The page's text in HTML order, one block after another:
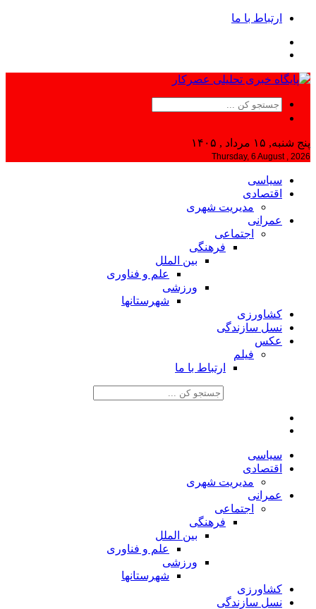
ارتباط با ما
پنج شنبه, ۱۵ مرداد , ۱۴۰۵
Thursday, 6 August , 2026
سیاسی
اقتصادی
مدیریت شهری
عمرانی
اجتماعی
فرهنگی
بین الملل
علم و فناوری
ورزشی
شهرستانها
کشاورزی
نسل سازندگی
عکس
فیلم
ارتباط با ما
سیاسی
اقتصادی
مدیریت شهری
عمرانی
اجتماعی
فرهنگی
بین الملل
علم و فناوری
ورزشی
شهرستانها
کشاورزی
نسل سازندگی